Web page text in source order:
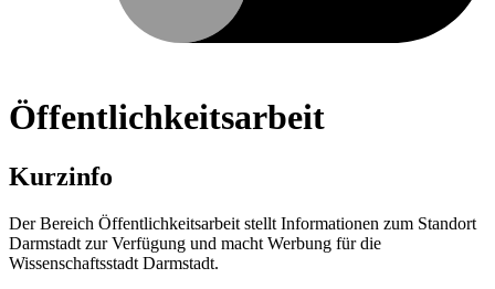
Öffentlichkeitsarbeit
Kurzinfo
Der Bereich Öffentlichkeitsarbeit stellt Informationen zum Standort
Darmstadt zur Verfügung und macht Werbung für die
Wissenschaftsstadt Darmstadt.